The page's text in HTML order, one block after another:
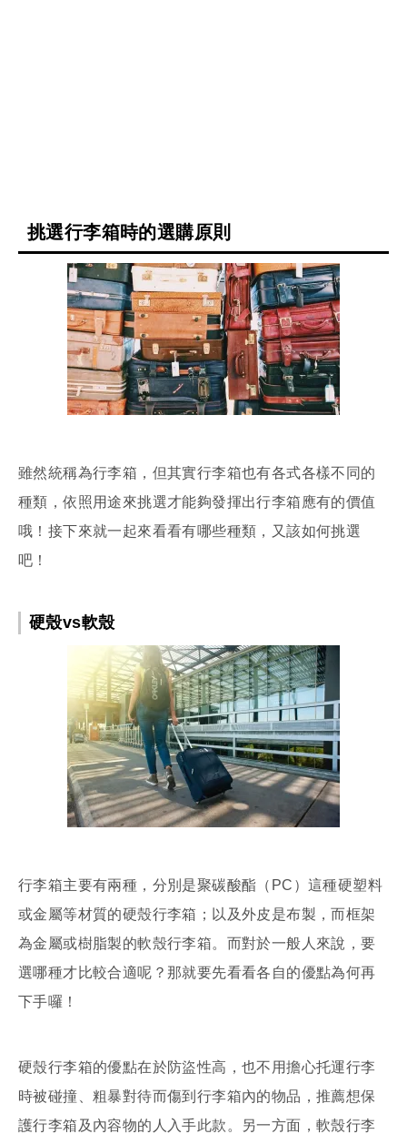
挑選行李箱時的選購原則
雖然統稱為行李箱，但其實行李箱也有各式各樣不同的
種類，依照用途來挑選才能夠發揮出行李箱應有的價值
哦！接下來就一起來看看有哪些種類，又該如何挑選
吧！
硬殼vs軟殼
行李箱主要有兩種，分別是聚碳酸酯（PC）這種硬塑料
或金屬等材質的硬殼行李箱；以及外皮是布製，而框架
為金屬或樹脂製的軟殼行李箱。而對於一般人來說，要
選哪種才比較合適呢？那就要先看看各自的優點為何再
下手囉！
硬殼行李箱的優點在於防盜性高，也不用擔心托運行李
時被碰撞、粗暴對待而傷到行李箱內的物品，推薦想保
護行李箱及內容物的人入手此款。另一方面，軟殼行李